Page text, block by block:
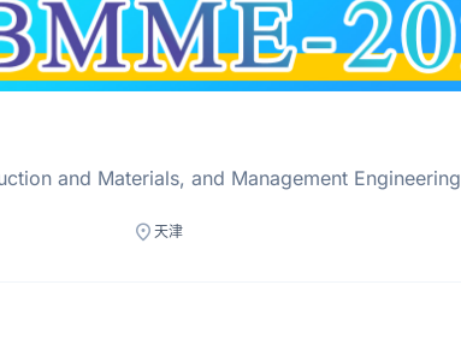
and Materials, and Management Engineering
location_on 天津